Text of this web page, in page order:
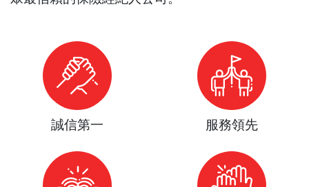
誠信第一 服務領先